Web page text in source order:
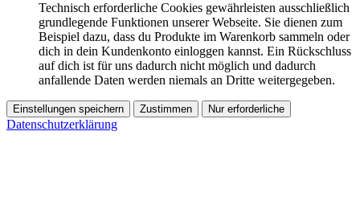
Technisch erforderliche Cookies gewährleisten ausschließlich
grundlegende Funktionen unserer Webseite. Sie dienen zum
Beispiel dazu, dass du Produkte im Warenkorb sammeln oder
dich in dein Kundenkonto einloggen kannst. Ein Rückschluss
auf dich ist für uns dadurch nicht möglich und dadurch
anfallende Daten werden niemals an Dritte weitergegeben.
Einstellungen speichern Zustimmen Nur erforderliche
Datenschutzerklärung